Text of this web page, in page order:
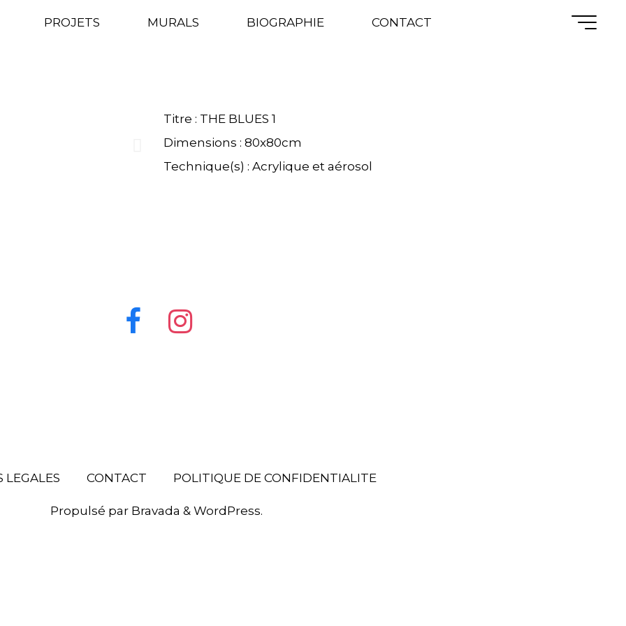
PROJETS MURALS BIOGRAPHIE CONTACT
: THE BLUES 1
GALERIE : THE BLUES 1
Titre : THE BLUES 1
Dimensions : 80x80cm
Technique(s) : Acrylique et aérosol
LEGALES CONTACT POLITIQUE DE CONFIDENTIALITE
Propulsé par Bravada & WordPress.